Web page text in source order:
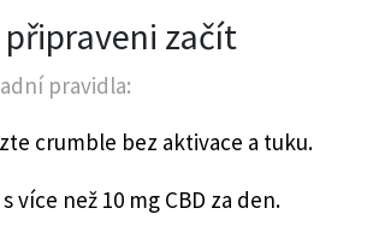
připraveni začít
pravidla:
crumble bez aktivace a tuku.
více než 10 mg CBD za den.